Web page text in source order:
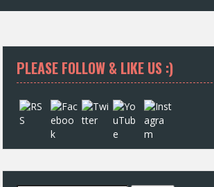
PLEASE FOLLOW & LIKE US :)